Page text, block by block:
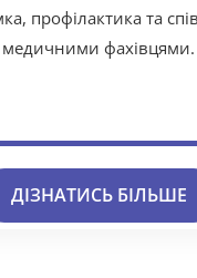
профілактика та
медичними фахівцями.
ДІЗНАТИСЬ БІЛЬШЕ